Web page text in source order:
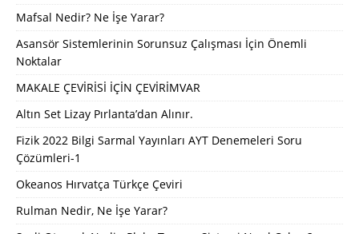
Mafsal Nedir? Ne İşe Yarar?
Asansör Sistemlerinin Sorunsuz Çalışması İçin Önemli
Noktalar
MAKALE ÇEVİRİSİ İÇİN ÇEVİRİMVAR
Altın Set Lizay Pırlanta’dan Alınır.
Fizik 2022 Bilgi Sarmal Yayınları AYT Denemeleri Soru
Çözümleri-1
Okeanos Hırvatça Türkçe Çeviri
Rulman Nedir, Ne İşe Yarar?